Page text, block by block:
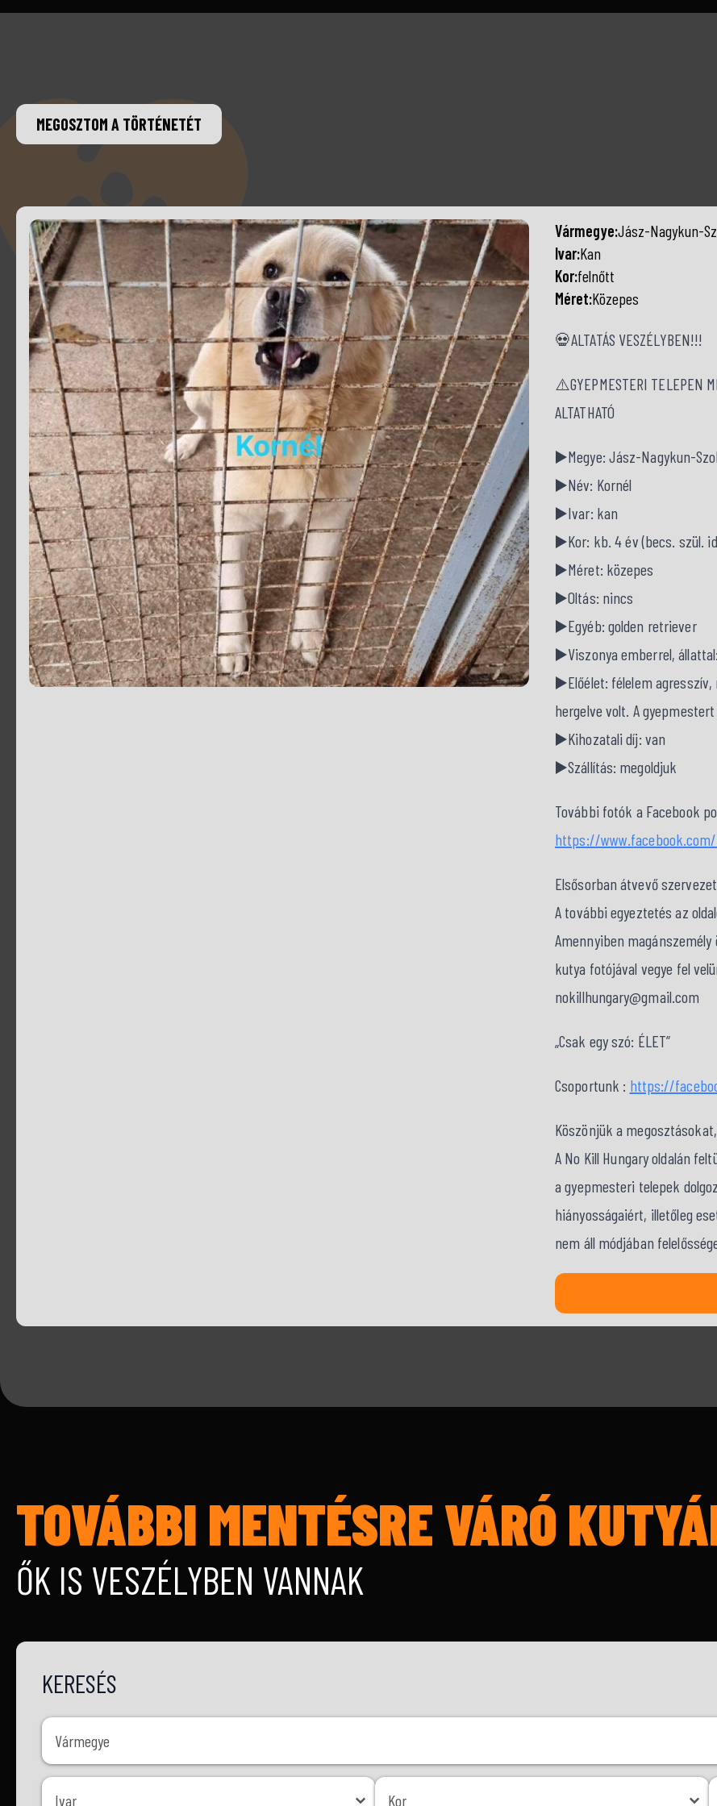
MEGOSZTOM A TÖRTÉNETÉT
Vármegye:Jász-Nagykun-
Ivar:Kan
Kor:felnőtt
Méret:Közepes
💀ALTATÁS VESZÉLYBEN!!!
⚠️GYEPMESTERI TELEPEN
ALTATHATÓ
▶️Megye: Jász-Nagykun-
▶️Név: Kornél
▶️Ivar: kan
▶️Kor: kb. 4 év (becs. szül.
▶️Méret: közepes
▶️Oltás: nincs
▶️Egyéb: golden retriever
▶️Viszonya emberrel,
▶️Előélet: félelem agresszív,
hergelve volt. A
▶️Kihozatali díj: van
▶️Szállítás: megoldjuk
További fotók a Facebook
https://
Elsősorban átvevő
A további egyeztetés az
Amennyiben
kutya fotójával vegye fel
nokillhungary@gmail.com
„Csak egy szó: ÉLET”
Csoportunk : https://
Köszönjük a
A No Kill Hungary oldalán
a gyepmesteri telepek
hiányosságaiért, illetőleg
nem áll módjában
TOVÁBBI MENTÉSRE VÁRÓ
ŐK IS VESZÉLYBEN VANNAK
KERESÉS
Vármegye
Vármegye
Ivar Kor